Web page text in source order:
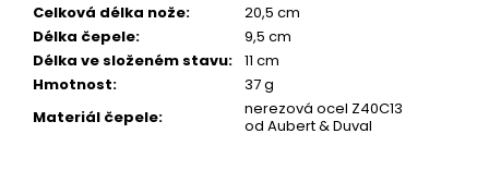
Celková délka nože:
20,5 cm
Délka čepele:
9,5 cm
Délka ve složeném stavu: 11 cm
Hmotnost:
37 g
Materiál čepele:
nerezová ocel Z40C13
od Aubert & Duval